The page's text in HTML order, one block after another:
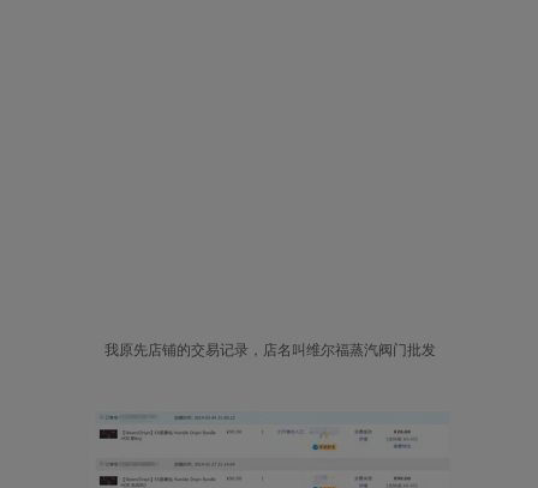
我原先店铺的交易记录，店名叫维尔福蒸汽阀门批发